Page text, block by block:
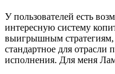
У пользователей есть
интересную систему
выигрышным стратегиям,
стандартное для
исполнения. Для меня